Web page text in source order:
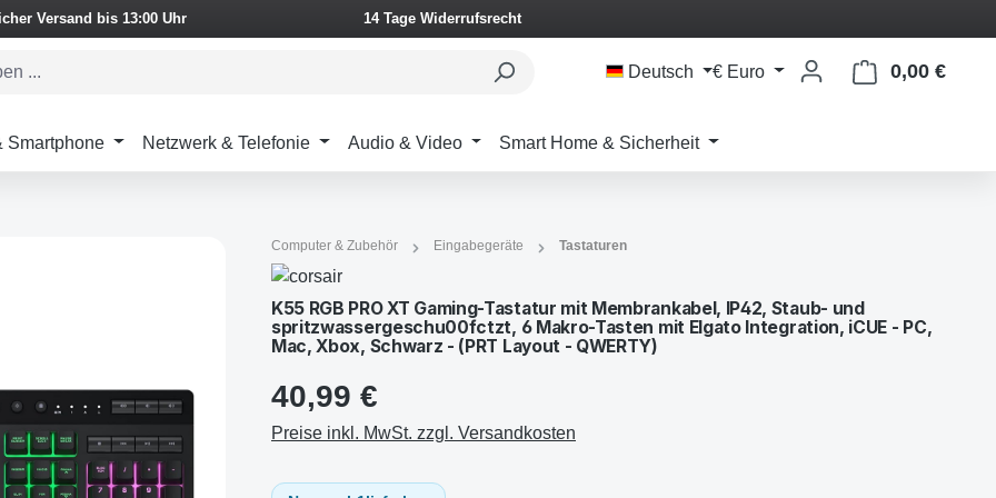
Versand bis 13:00 Uhr 14 Tage Widerrufsrecht
Deutsch € Euro 0,00 €
Smartphone Netzwerk & Telefonie Audio & Video Smart Home & Sicherheit
Computer & Zubehör Eingabegeräte Tastaturen
K55 RGB PRO XT Gaming-Tastatur mit Membrankabel, IP42, Staub- und
spritzwassergeschu00fctzt, 6 Makro-Tasten mit Elgato Integration, iCUE - PC,
Mac, Xbox, Schwarz - (PRT Layout - QWERTY)
40,99 €
Preise inkl. MwSt. zzgl. Versandkosten